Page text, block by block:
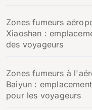
Zones fumeurs
Xiaoshan :
des voyageurs
Zones fumeurs à
Baiyun :
pour les voyageurs